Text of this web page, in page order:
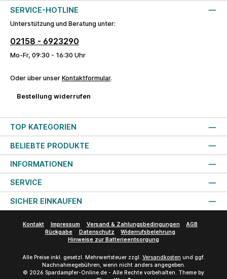
SERVICE-HOTLINE
Unterstützung und Beratung unter:
02158 - 6923290
Mo-Fr, 09:30 - 16:30 Uhr
Oder über unser Kontaktformular.
Bestellung widerrufen
TOP KATEGORIEN
BELIEBTE PRODUKTE
INFORMATIONEN
SERVICE
SICHER EINKAUFEN
Kontakt Impressum Versand & Zahlungsbedingungen
AGB
Rückgabe
Datenschutz
Widerrufsbelehrung
Hinweise zur Batterieentsorgung
Alle Preise inkl. gesetzl. Mehrwertsteuer zzgl. Versandkosten und ggf.
Nachnahmegebühren, wenn nicht anders angegeben.
© 2026 Spardampfer-Online.de - Alle Rechte vorbehalten. Theme by